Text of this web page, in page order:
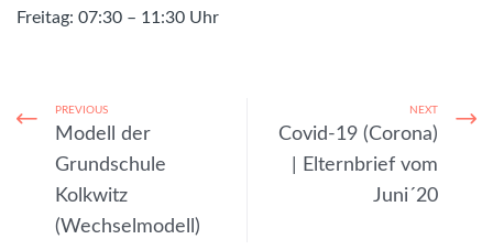
Freitag: 07:30 – 11:30 Uhr
PREVIOUS
Modell der
Grundschule
Kolkwitz
(Wechselmodell)
NEXT
Covid-19 (Corona)
| Elternbrief vom
Juni´20